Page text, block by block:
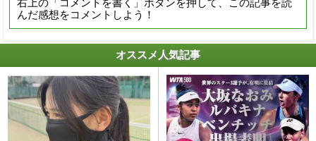
右上の「コメントを書く」ボタンを押して、この記事を読
んだ感想をコメントしよう！
オススメ人気記事